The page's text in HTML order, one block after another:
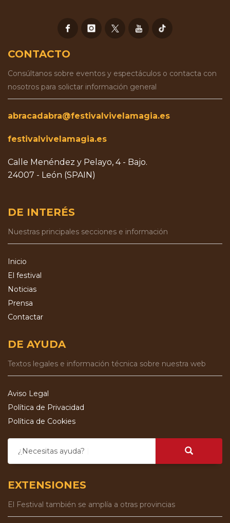
CONTACTO
Consúltanos sobre eventos y espectáculos o contacta con
nosotros para solictar información general
abracadabra@festivalvivelamagia.es
festivalvivelamagia.es
Calle Menéndez y Pelayo, 4 - Bajo.
24007 - León (SPAIN)
DE INTERÉS
Nuestras principales secciones e información
Inicio
El festival
Noticias
Prensa
Contactar
DE AYUDA
Textos legales e información técnica sobre nuestra web
Aviso Legal
Política de Privacidad
Política de Cookies
¿Necesitas ayuda?
EXTENSIONES
El Festival también se amplía a otras provincias